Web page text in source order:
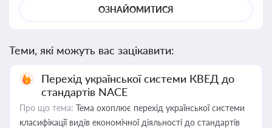
ОЗНАЙОМИТИСЯ
Теми, які можуть вас зацікавити:
Перехід української системи КВЕД до
стандартів NACE
Про що тема: Тема охоплює перехід української системи
класифікації видів економічної діяльності до стандартів